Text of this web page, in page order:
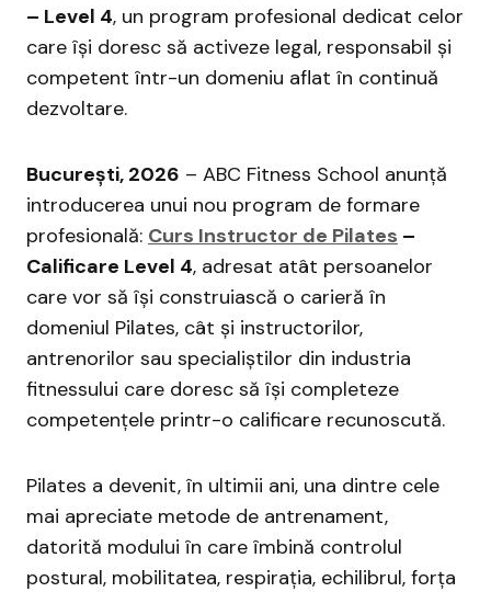
– Level 4, un program profesional dedicat celor
care își doresc să activeze legal, responsabil și
competent într-un domeniu aflat în continuă
dezvoltare.
București, 2026 – ABC Fitness School anunță
introducerea unui nou program de formare
profesională: Curs Instructor de Pilates –
Calificare Level 4, adresat atât persoanelor
care vor să își construiască o carieră în
domeniul Pilates, cât și instructorilor,
antrenorilor sau specialiștilor din industria
fitnessului care doresc să își completeze
competențele printr-o calificare recunoscută.
Pilates a devenit, în ultimii ani, una dintre cele
mai apreciate metode de antrenament,
datorită modului în care îmbină controlul
postural, mobilitatea, respirația, echilibrul, forța